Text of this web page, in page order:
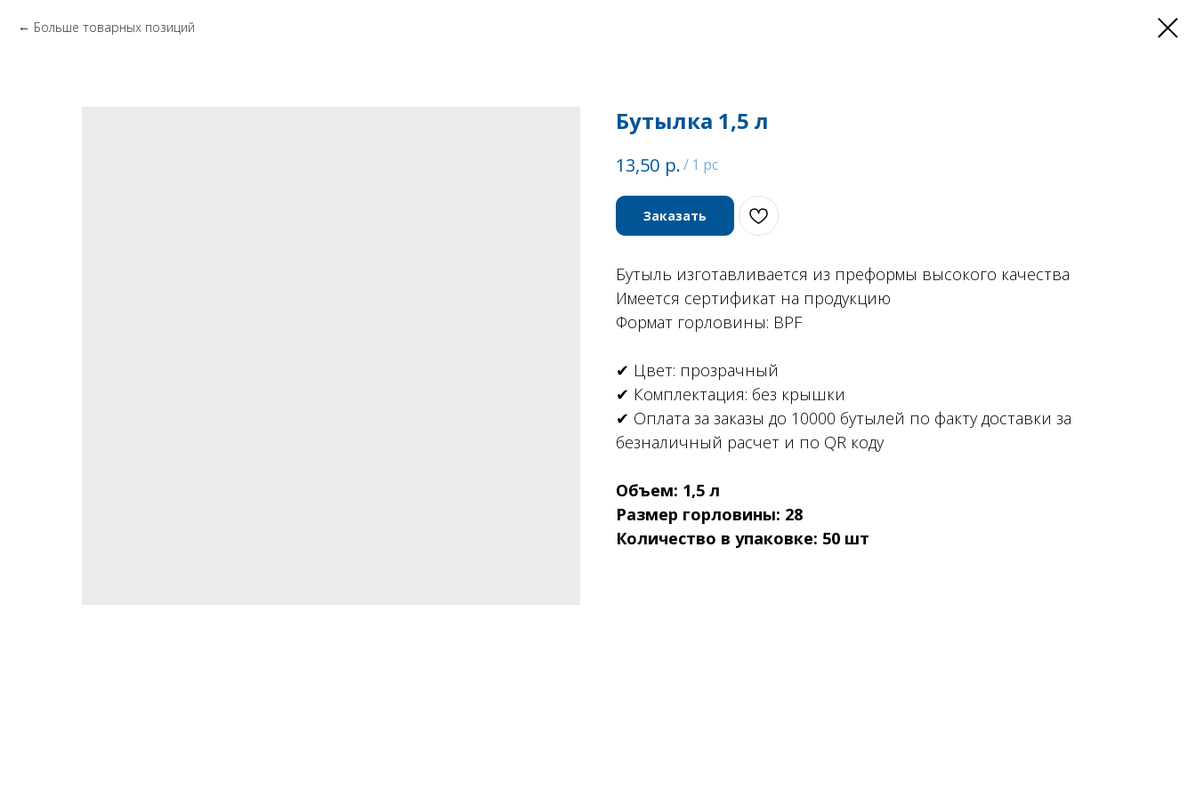
Больше товарных позиций
Бутылка 1,5 л
13,50 р./ 1 pc
Заказать
Бутыль изготавливается из преформы высокого качества
Имеется сертификат на продукцию
Формат горловины: BPF
✔ Цвет: прозрачный
✔ Комплектация: без крышки
✔ Оплата за заказы до 10000 бутылей по факту доставки за
безналичный расчет и по QR коду
Объем: 1,5 л
Размер горловины: 28
Количество в упаковке: 50 шт